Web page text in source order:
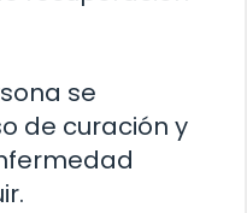
se
de curación y